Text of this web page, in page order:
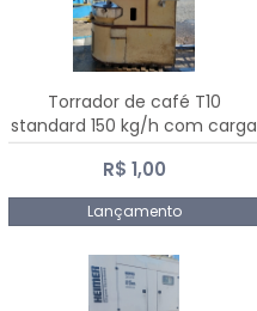
Torrador de café T10
standard 150 kg/h com carga
de 10 kg
R$ 1,00
Lançamento